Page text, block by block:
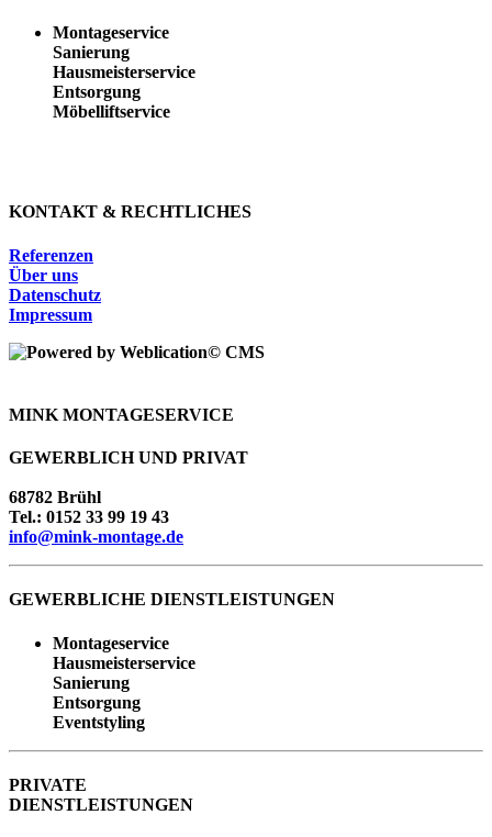
Montageservice
Sanierung
Hausmeisterservice
Entsorgung
Möbelliftservice
KONTAKT & RECHTLICHES
Referenzen
Über uns
Datenschutz
Impressum
MINK MONTAGESERVICE
GEWERBLICH UND PRIVAT
68782 Brühl
Tel.: 0152 33 99 19 43
info@mink-montage.de
GEWERBLICHE DIENSTLEISTUNGEN
Montageservice
Hausmeisterservice
Sanierung
Entsorgung
Eventstyling
PRIVATE
DIENSTLEISTUNGEN